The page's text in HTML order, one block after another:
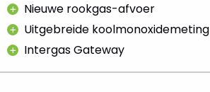
Nieuwe rookgas-afvoer
Uitgebreide koolmonoxidemeting
Intergas Gateway